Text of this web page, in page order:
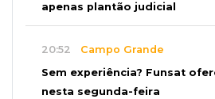
apenas plantão judicial
20:52 Campo Grande
Sem experiência? Funsat
nesta segunda-feira